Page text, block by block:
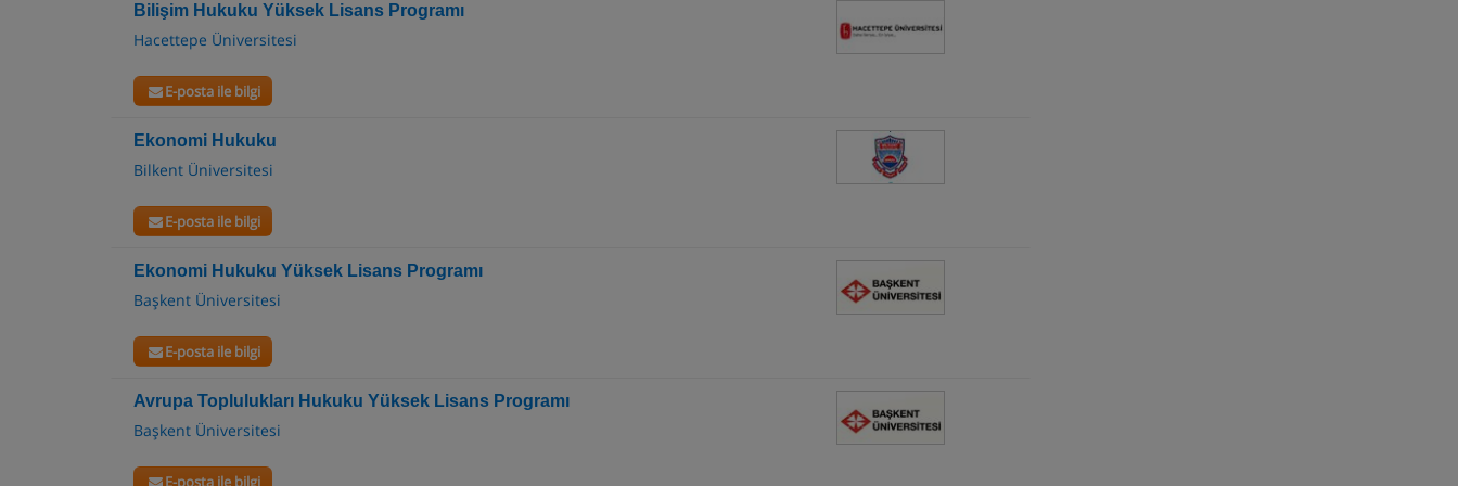
Bilişim Hukuku Yüksek Lisans Programı
Hacettepe Üniversitesi
E-posta ile bilgi
Ekonomi Hukuku
Bilkent Üniversitesi
E-posta ile bilgi
Ekonomi Hukuku Yüksek Lisans Programı
Başkent Üniversitesi
E-posta ile bilgi
Avrupa Toplulukları Hukuku Yüksek Lisans Programı
Başkent Üniversitesi
E-posta ile bilgi